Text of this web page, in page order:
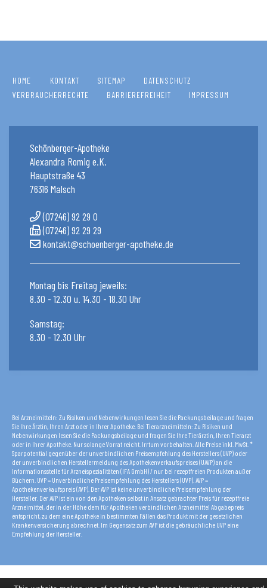
HOME KONTAKT SITEMAP
DATENSCHUTZ
VERBRAUCHERRECHTE
BARRIEREFREIHEIT IMPRESSUM
Schönberger-Apotheke
Alexandra Romig e.K.
Hauptstraße 43
76316 Malsch
(07246) 92 29 0
(07246) 92 29 29
kontakt@schoenberger-apotheke.de
Montag bis Freitag jeweils:
8.30 - 12.30 u. 14.30 - 18.30 Uhr
Samstag:
8.30 - 12.30 Uhr
Bei Arzneimitteln: Zu Risiken und Nebenwirkungen lesen Sie die Packungsbeilage und fragen
Sie Ihre Ärztin, Ihren Arzt oder in Ihrer Apotheke. Bei Tierarzneimitteln: Zu Risiken und
Nebenwirkungen lesen Sie die Packungsbeilage und fragen Sie Ihre Tierärztin, Ihren Tierarzt
oder in Ihrer Apotheke. Nur solange Vorrat reicht. Irrtum vorbehalten. Alle Preise inkl. MwSt. *
Sparpotential gegenüber der unverbindlichen Preisempfehlung des Herstellers (UVP) oder
der unverbindlichen Herstellermeldung des Apothekenverkaufspreises (UAVP) an die
Informationsstelle für Arzneispezialitäten (IFA GmbH) / nur bei rezeptfreien Produkten außer
Büchern. UVP = Unverbindliche Preisempfehlung des Herstellers (UVP). AVP =
Apothekenverkaufspreis (AVP). Der AVP ist keine unverbindliche Preisempfehlung der
Hersteller. Der AVP ist ein von den Apotheken selbst in Ansatz gebrachter Preis für rezeptfreie
Arzneimittel, der in der Höhe dem für Apotheken verbindlichen Arzneimittel Abgabepreis
entspricht, zu dem eine Apotheke in bestimmten Fällen das Produkt mit der gesetzlichen
Krankenversicherung abrechnet. Im Gegensatz zum AVP ist die gebräuchliche UVP eine
Empfehlung der Hersteller.